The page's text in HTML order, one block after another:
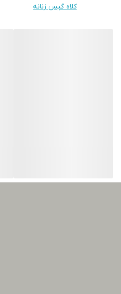
کلاه گیس زنانه